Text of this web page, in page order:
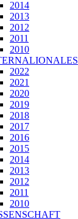
2014
2013
2012
2011
2010
2022
2021
2020
2019
2018
2017
2016
2015
2014
2013
2012
2011
2010